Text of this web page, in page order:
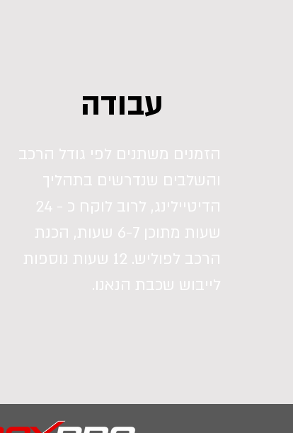
עבודה
הזמנים משתנים לפי גודל הרכב
והשלבים שנדרשים בתהליך
הדיטיילינג, לרוב לוקח כ - 24
שעות מתוכן 6-7 שעות, הכנת
הרכב לפוליש. 12 שעות נוספות
לייבוש שכבת הנאנו.